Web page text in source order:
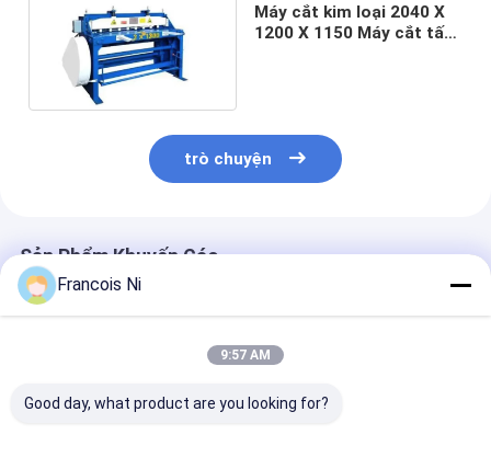
Máy đóng gói tự động
Máy cắt kim loại 2040 X
1200 X 1150 Máy cắt tấm
trò chuyện
Sản Phẩm Khuyến Cáo
Francois Ni
9:57 AM
Good day, what product are you looking for?